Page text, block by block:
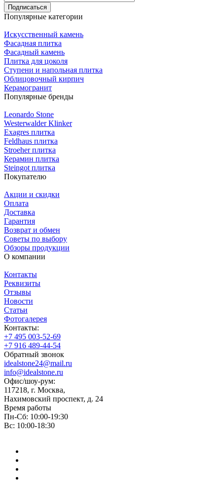
Подписаться
Популярные категории
Искусственный камень
Фасадная плитка
Фасадный камень
Плитка для цоколя
Ступени и напольная плитка
Облицовочный кирпич
Керамогранит
Популярные бренды
Leonardo Stone
Westerwalder Klinker
Exagres плитка
Feldhaus плитка
Stroeher плитка
Керамин плитка
Steingot плитка
Покупателю
Акции и скидки
Оплата
Доставка
Гарантия
Возврат и обмен
Советы по выбору
Обзоры продукции
О компании
Контакты
Реквизиты
Отзывы
Новости
Статьи
Фотогалерея
Контакты:
+7 495 003-52-69
+7 916 489-44-54
Обратный звонок
idealstone24@mail.ru
info@idealstone.ru
Офис/шоу-рум:
117218, г. Москва,
Нахимовский проспект, д. 24
Время работы
Пн-Сб: 10:00-19:30
Вс: 10:00-18:30